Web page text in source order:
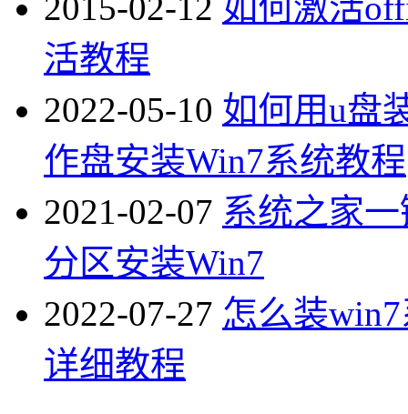
活教程
2022-05-10 如何用u盘
作盘安装Win7系统教程
2021-02-07 系统之家
分区安装Win7
2022-07-27 怎么装
详细教程